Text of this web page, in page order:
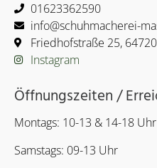
01623362590
info@schuhmacherei-
Friedhofstraße 25,
Instagram
Öffnungszeiten /
Montags: 10-13 & 14-18 Uhr
Samstags: 09-13 Uhr